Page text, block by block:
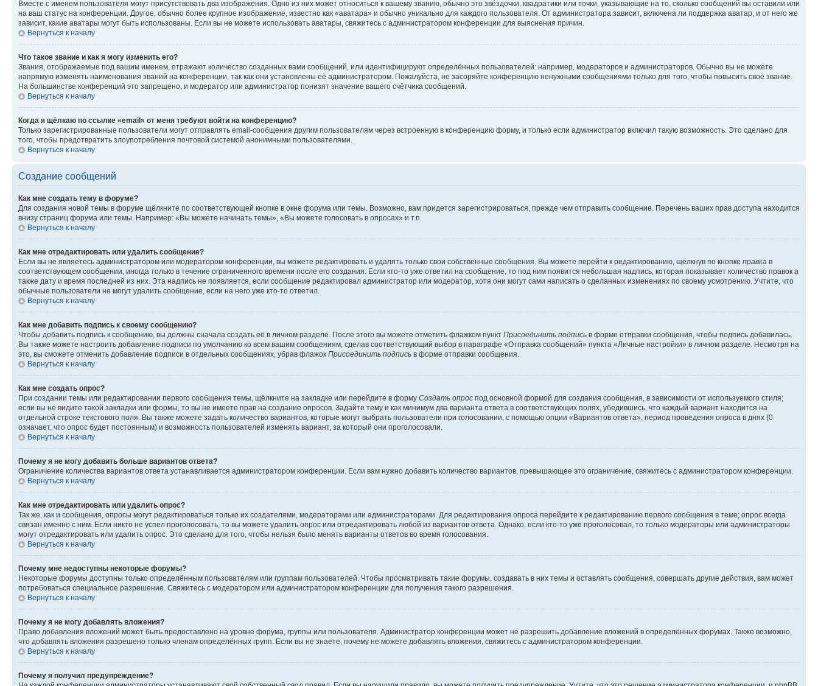
Вместе с именем пользователя могут присутствовать два изображения. Одно из них может относиться к вашему званию, обычно это звёздочки, квадратики или точки, указывающие на то, сколько сообщений вы оставили или
на ваш статус на конференции. Другое, обычно более крупное изображение, известно как «аватара» и обычно уникально для каждого пользователя. От администратора зависит, включена ли поддержка аватар, и от него же
зависит, какие аватары могут быть использованы. Если вы не можете использовать аватары, свяжитесь с администратором конференции для выяснения причин.
Вернуться к началу
Что такое звание и как я могу изменить его?
Звания, отображаемые под вашим именем, отражают количество созданных вами сообщений, или идентифицируют определённых пользователей: например, модераторов и администраторов. Обычно вы не можете
напрямую изменять наименования званий на конференции, так как они установлены её администратором. Пожалуйста, не засоряйте конференцию ненужными сообщениями только для того, чтобы повысить своё звание.
На большинстве конференций это запрещено, и модератор или администратор понизят значение вашего счётчика сообщений.
Вернуться к началу
Когда я щёлкаю по ссылке «email» от меня требуют войти на конференцию?
Только зарегистрированные пользователи могут отправлять email-сообщения другим пользователям через встроенную в конференцию форму, и только если администратор включил такую возможность. Это сделано для
того, чтобы предотвратить злоупотребления почтовой системой анонимными пользователями.
Вернуться к началу
Создание сообщений
Как мне создать тему в форуме?
Для создания новой темы в форуме щёлкните по соответствующей кнопке в окне форума или темы. Возможно, вам придется зарегистрироваться, прежде чем отправить сообщение. Перечень ваших прав доступа находится
внизу страниц форума или темы. Например: «Вы можете начинать темы», «Вы можете голосовать в опросах» и т.п.
Вернуться к началу
Как мне отредактировать или удалить сообщение?
Если вы не являетесь администратором или модератором конференции, вы можете редактировать и удалять только свои собственные сообщения. Вы можете перейти к редактированию, щёлкнув по кнопке правка в
соответствующем сообщении, иногда только в течение ограниченного времени после его создания. Если кто-то уже ответил на сообщение, то под ним появится небольшая надпись, которая показывает количество правок а
также дату и время последней из них. Эта надпись не появляется, если сообщение редактировал администратор или модератор, хотя они могут сами написать о сделанных изменениях по своему усмотрению. Учтите, что
обычные пользователи не могут удалить сообщение, если на него уже кто-то ответил.
Вернуться к началу
Как мне добавить подпись к своему сообщению?
Чтобы добавить подпись к сообщению, вы должны сначала создать её в личном разделе. После этого вы можете отметить флажком пункт Присоединить подпись в форме отправки сообщения, чтобы подпись добавилась.
Вы также можете настроить добавление подписи по умолчанию ко всем вашим сообщениям, сделав соответствующий выбор в параграфе «Отправка сообщений» пункта «Личные настройки» в личном разделе. Несмотря на
это, вы сможете отменить добавление подписи в отдельных сообщениях, убрав флажок Присоединить подпись в форме отправки сообщения.
Вернуться к началу
Как мне создать опрос?
При создании темы или редактировании первого сообщения темы, щёлкните на закладке или перейдите в форму Создать опрос под основной формой для создания сообщения, в зависимости от используемого стиля;
если вы не видите такой закладки или формы, то вы не имеете прав на создание опросов. Задайте тему и как минимум два варианта ответа в соответствующих полях, убедившись, что каждый вариант находится на
отдельной строке текстового поля. Вы также можете задать количество вариантов, которые могут выбрать пользователи при голосовании, с помощью опции «Вариантов ответа», период проведения опроса в днях (0
означает, что опрос будет постоянным) и возможность пользователей изменять вариант, за который они проголосовали.
Вернуться к началу
Почему я не могу добавить больше вариантов ответа?
Ограничение количества вариантов ответа устанавливается администратором конференции. Если вам нужно добавить количество вариантов, превышающее это ограничение, свяжитесь с администратором конференции.
Вернуться к началу
Как мне отредактировать или удалить опрос?
Так же, как и сообщения, опросы могут редактироваться только их создателями, модераторами или администраторами. Для редактирования опроса перейдите к редактированию первого сообщения в теме; опрос всегда
связан именно с ним. Если никто не успел проголосовать, то вы можете удалить опрос или отредактировать любой из вариантов ответа. Однако, если кто-то уже проголосовал, то только модераторы или администраторы
могут отредактировать или удалить опрос. Это сделано для того, чтобы нельзя было менять варианты ответов во время голосования.
Вернуться к началу
Почему мне недоступны некоторые форумы?
Некоторые форумы доступны только определённым пользователям или группам пользователей. Чтобы просматривать такие форумы, создавать в них темы и оставлять сообщения, совершать другие действия, вам может
потребоваться специальное разрешение. Свяжитесь с модератором или администратором конференции для получения такого разрешения.
Вернуться к началу
Почему я не могу добавлять вложения?
Право добавления вложений может быть предоставлено на уровне форума, группы или пользователя. Администратор конференции может не разрешить добавление вложений в определённых форумах. Также возможно,
что добавлять вложения разрешено только членам определённых групп. Если вы не знаете, почему не можете добавлять вложения, свяжитесь с администратором конференции.
Вернуться к началу
Почему я получил предупреждение?